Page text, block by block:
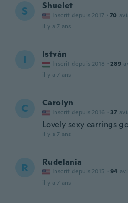
S Shuelet
Inscrit depuis 2017 · 70
il y a 7 ans
I István
Inscrit depuis 2018 · 289
il y a 7 ans
C Carolyn
Inscrit depuis 2016 · 37
Lovely sexy earrings
il y a 7 ans
R Rudelania
Inscrit depuis 2015 · 94
il y a 7 ans